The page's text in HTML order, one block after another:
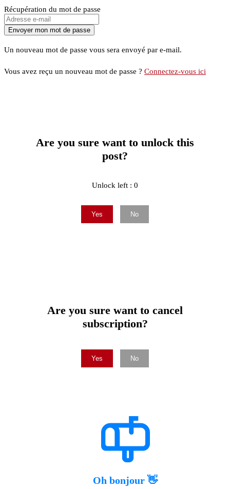
Récupération du mot de passe
Un nouveau mot de passe vous sera envoyé par e-mail.
Vous avez reçu un nouveau mot de passe ? Connectez-vous ici
Are you sure want to unlock this
post?
Unlock left : 0
Yes No
Are you sure want to cancel
subscription?
Yes No
Oh bonjour 👋